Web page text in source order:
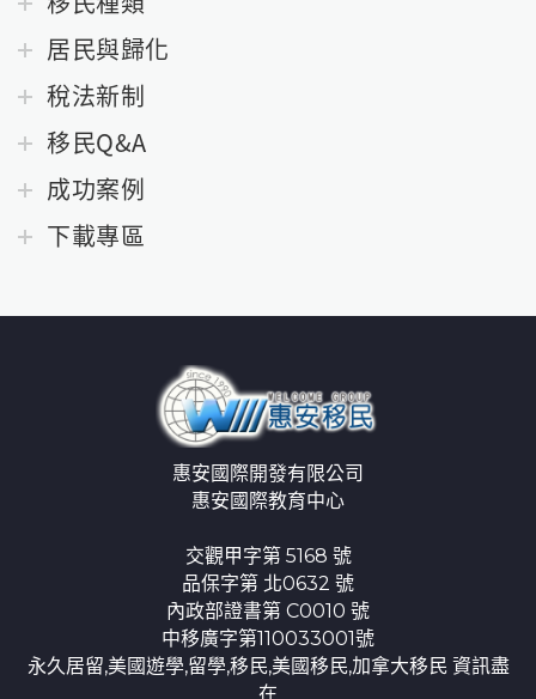
居民與歸化
稅法新制
移民Q&A
成功案例
下載專區
惠安國際開發有限公司
惠安國際教育中心
交觀甲字第 5168 號
品保字第 北0632 號
內政部證書第 C0010 號
中移廣字第110033001號
永久居留,美國遊學,留學,移民,美國移民,加拿大移民 資訊盡
在